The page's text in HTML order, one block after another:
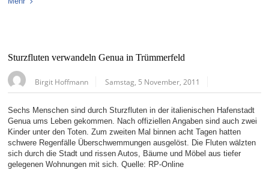
Sturzfluten verwandeln Genua in Trümmerfeld
Birgit Hoffmann Samstag, 5 November, 2011
Sechs Menschen sind durch Sturzfluten in der italienischen Hafenstadt
Genua ums Leben gekommen. Nach offiziellen Angaben sind auch zwei
Kinder unter den Toten. Zum zweiten Mal binnen acht Tagen hatten
schwere Regenfälle Überschwemmungen ausgelöst. Die Fluten wälzten
sich durch die Stadt und rissen Autos, Bäume und Möbel aus tiefer
gelegenen Wohnungen mit sich. Quelle: RP-Online